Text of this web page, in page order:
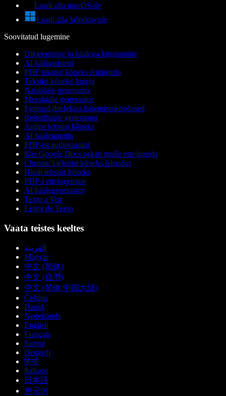
Laadi alla macOS-ile
Laadi alla Windowsile
Soovitatud lugemine
Dikteerimine ja häälega kirjutamine
AI häälassistent
PDF tekstist kõneks Androidis
Tekstist kõneks lugeja
Naishääle generaator
Meeshääle generaator
Parimad düsleksia lugemisrakendused
Robotihääle generaator
Anime tekstist kõneks
AI häälemuutja
PDF-ist audioraamat
Kas Google Docs oskab mulle ette lugeda
Chrome’i tekstist kõneks laiendus
Hindi tekstist kõneks
PDF-i ettelugemine
AI häälegeneraator
Texto a Voz
Leitor de Texto
Vaata teistes keeltes
العربية
Magyar
中文 (简体)
中文 (台灣)
中文 (简体 中国大陆)
Čeština
Dansk
Nederlands
English
Français
Suomi
Deutsch
हिन्दी
Italiano
日本語
한국어